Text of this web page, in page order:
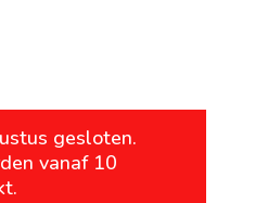
gesloten.
vanaf 10